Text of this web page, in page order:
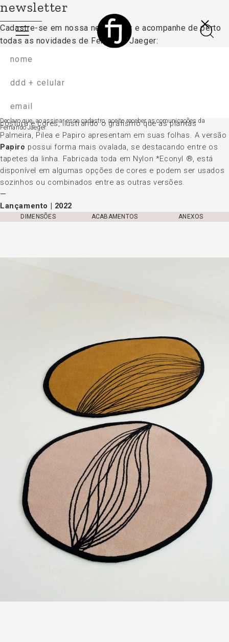
coleção folhas – papiro
Tapete
A coleção de tapetes Folhas traz um delicado trabalho de
costura e cores, ilustrando o grafismo que as plantas
Palmeira, Pilea e Papiro apresentam em suas folhas. A versão
Papiro possui forma mais ovalada, se destacando entre os
tapetes da linha. Fabricada toda em Nylon *Econyl ®, está
disponível em algumas opções de cores e podem ser usados
sozinhos ou combinados entre as outras versões.
Lançamento | 2022
DIMENSÕES ACABAMENTOS ANEXOS
newsletter
Cadastre-se em nossa newsletter e acompanhede perto
todas as novidades de Fernando Jaeger:
Declaro que, ao assinar esse cadastro, aceito receber as comunicações da
Fernando Jaeger.
enviar